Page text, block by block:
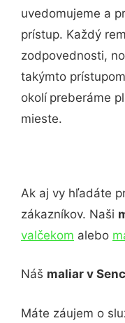
uvedomujeme a
prístup. Každý
zodpovednosti,
takýmto
okolí preberáme
mieste.
Ak aj vy hľadáte
zákazníkov. Naši
valčekom alebo
Náš maliar v
Máte záujem o